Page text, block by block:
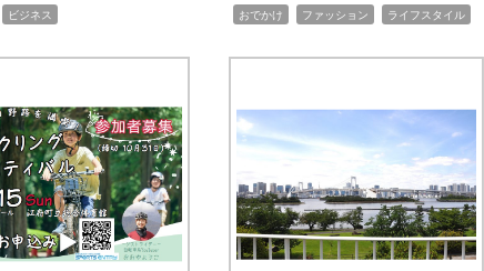
ビジネス おでかけ ファッション ライフスタイル